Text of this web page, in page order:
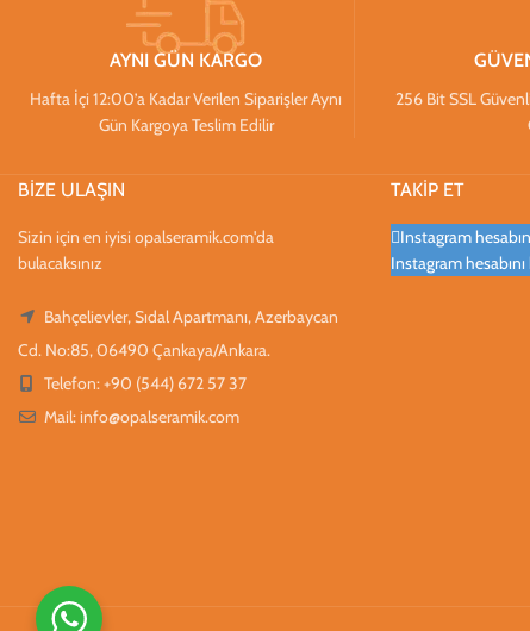
AYNI GÜN KARGO
Hafta İçi 12:00’a Kadar Verilen Siparişler Aynı
Gün Kargoya Teslim Edilir
256 Bit SSL
BİZE ULAŞIN
Sizin için en iyisi opalseramik.com'da
bulacaksınız
Bahçelievler, Sıdal Apartmanı, Azerbaycan
Cd. No:85, 06490 Çankaya/Ankara.
Telefon: +90 (544) 672 57 37
Mail: info@opalseramik.com
TAKİP ET
Instagram
Instagram